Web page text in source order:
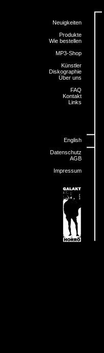
Neuigkeiten
Produkte
Wie bestellen
MP3-Shop
Künstler
Diskographie
Über uns
FAQ
Kontakt
Links
English
Datenschutz
AGB
Impressum